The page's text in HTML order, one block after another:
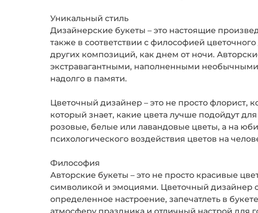
Уникальный стиль
Дизайнерские букеты – это настоящие
также в соответствии с философией
других композиций, как днем от ночи.
экстравагантными, наполненными необычными
надолго в памяти.
Цветочный дизайнер – это не просто флорист,
который знает, какие цвета лучше подойдут
розовые, белые или лавандовые цветы, а на
психологического воздействия цветов на
Философия
Авторские букеты – это не просто красивые
символикой и эмоциями. Цветочный дизайнер
определенное настроение, запечатлеть в